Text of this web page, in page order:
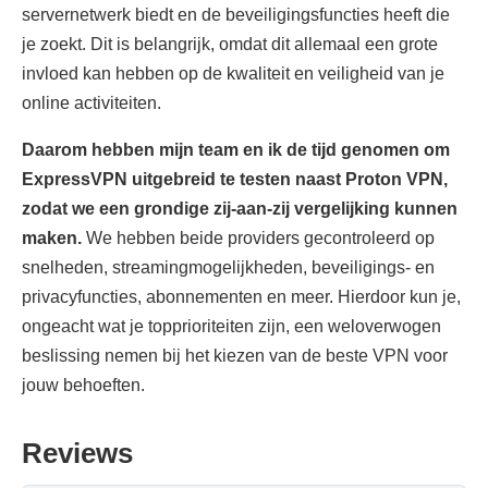
servernetwerk biedt en de beveiligingsfuncties heeft die
je zoekt. Dit is belangrijk, omdat dit allemaal een grote
invloed kan hebben op de kwaliteit en veiligheid van je
online activiteiten.
Daarom hebben mijn team en ik de tijd genomen om
ExpressVPN uitgebreid te testen naast Proton VPN,
zodat we een grondige zij-aan-zij vergelijking kunnen
maken. We hebben beide providers gecontroleerd op
snelheden, streamingmogelijkheden, beveiligings- en
privacyfuncties, abonnementen en meer. Hierdoor kun je,
ongeacht wat je topprioriteiten zijn, een weloverwogen
beslissing nemen bij het kiezen van de beste VPN voor
jouw behoeften.
Reviews